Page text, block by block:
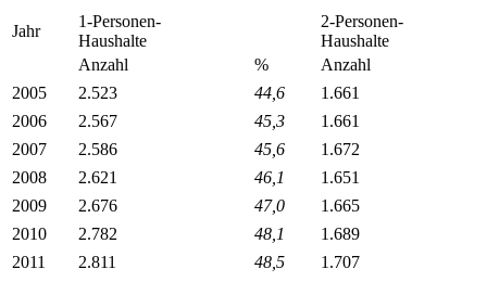
Jahr
1-Personen-
Haushalte
2-Personen-
Haushalte
Anzahl
%
Anzahl
2005
2.523 44,6
1.661
2006
2.567 45,3
1.661
2007
2.586 45,6
1.672
2008
2.621 46,1
1.651
2009
2.676 47,0
1.665
2010
2.782 48,1
1.689
2011
2.811 48,5
1.707